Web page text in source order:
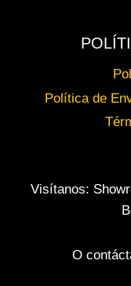
Política de
Visítanos:
O